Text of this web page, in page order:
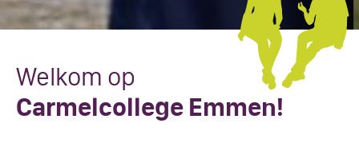
Welkom op
Carmelcollege Emmen!